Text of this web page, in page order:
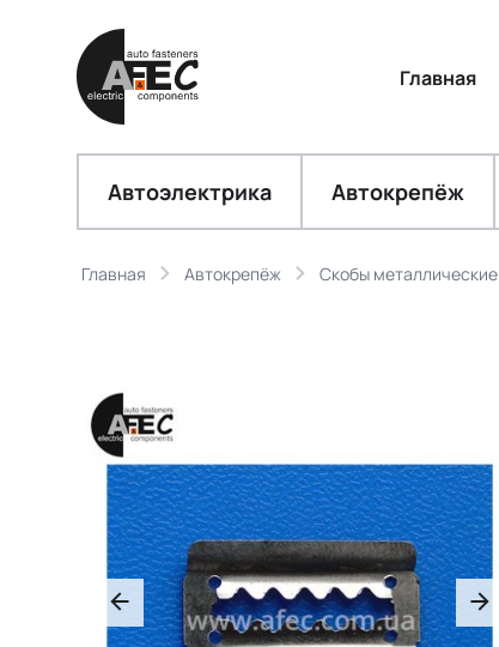
Главная
Автоэлектрика Автокрепёж
Главная Автокрепёж Скобы металлические